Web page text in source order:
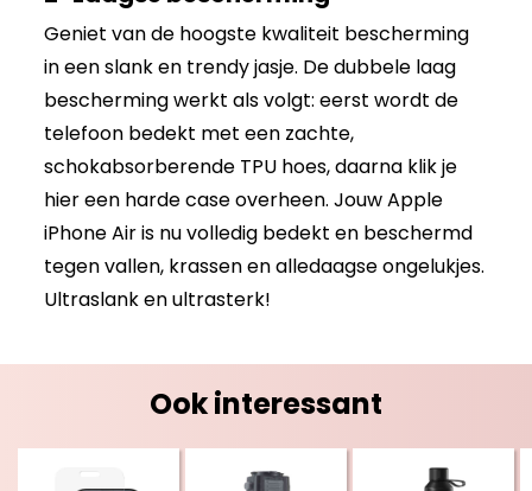
Geniet van de hoogste kwaliteit bescherming
in een slank en trendy jasje. De dubbele laag
bescherming werkt als volgt: eerst wordt de
telefoon bedekt met een zachte,
schokabsorberende TPU hoes, daarna klik je
hier een harde case overheen. Jouw Apple
iPhone Air is nu volledig bedekt en beschermd
tegen vallen, krassen en alledaagse ongelukjes.
Ultraslank en ultrasterk!
Ook interessant